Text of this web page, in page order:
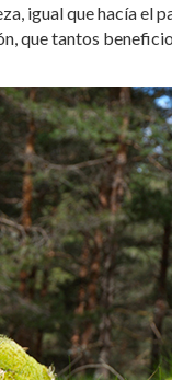
igual que hacía el
que tantos